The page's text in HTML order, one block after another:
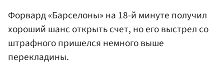
Форвард «Барселоны» на 18-й минуте получил
хороший шанс открыть счет, но его выстрел со
штрафного пришелся немного выше
перекладины.